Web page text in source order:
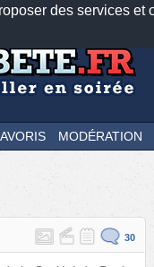
des services et
Newsletter
MODÉRATION
30